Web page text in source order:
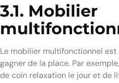
3.1. Mobilier
Le mobilier multifonctionnel
gagner de la place. Par
de coin relaxation le jour et de